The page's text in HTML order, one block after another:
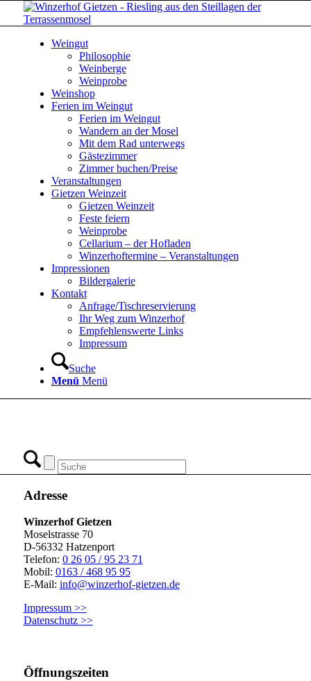
Weingut
Philosophie
Weinberge
Weinprobe
Weinshop
Ferien im Weingut
Ferien im Weingut
Wandern an der Mosel
Mit dem Rad unterwegs
Gästezimmer
Zimmer buchen/Preise
Veranstaltungen
Gietzen Weinzeit
Gietzen Weinzeit
Feste feiern
Weinprobe
Cellarium – der Hofladen
Winzerhoftermine – Veranstaltungen
Impressionen
Bildergalerie
Kontakt
Anfrage/Tischreservierung
Ihr Weg zum Winzerhof
Empfehlenswerte Links
Impressum
Suche
Menü Menü
Adresse
Winzerhof Gietzen
Moselstrasse 70
D-56332 Hatzenport
Telefon: 0 26 05 / 95 23 71
Mobil: 0163 / 468 95 95
E-Mail: info@winzerhof-gietzen.de
Impressum >>
Datenschutz >>
Öffnungszeiten